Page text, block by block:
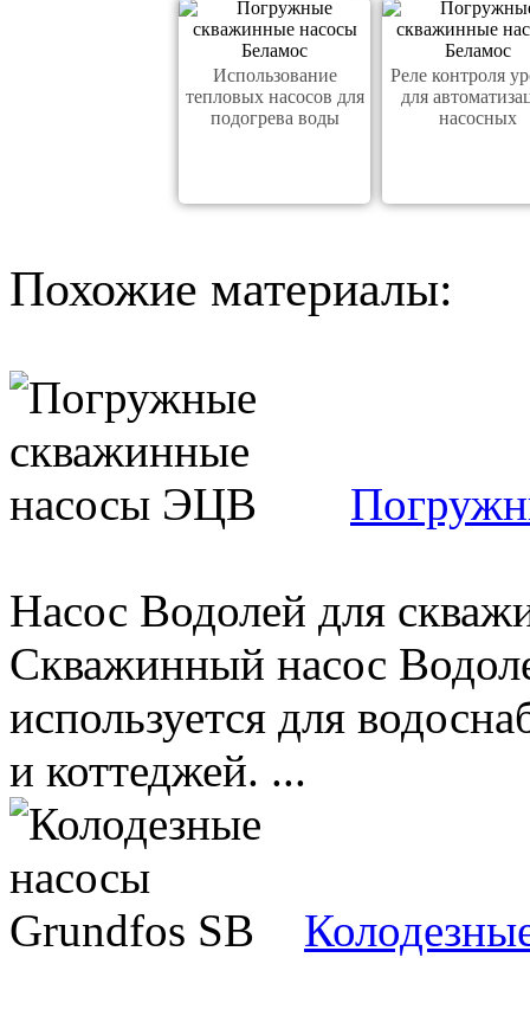
Использование
тепловых насосов для
подогрева воды
Реле контроля
для
насосных
Похожие материалы:
Насос Водолей для
Скважинный насос
используется для
и коттеджей. ...